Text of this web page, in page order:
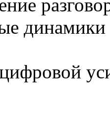
динамики